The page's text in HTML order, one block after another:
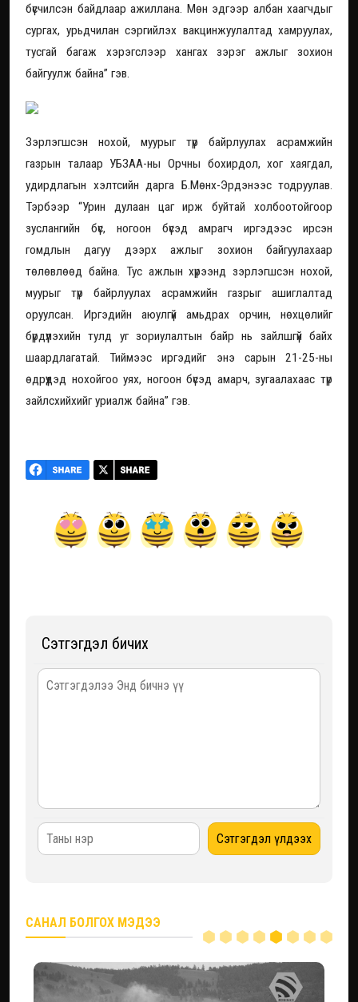
бүсчилсэн байдлаар ажиллана. Мөн эдгээр албан хаагчдыг
сургах, урьдчилан сэргийлэх вакцинжуулалтад хамруулах,
тусгай багаж хэрэгслээр хангах зэрэг ажлыг зохион
байгуулж байна” гэв.
Зэрлэгшсэн нохой, муурыг түр байрлуулах асрамжийн
газрын талаар УБЗАА-ны Орчны бохирдол, хог хаягдал,
удирдлагын хэлтсийн дарга Б.Мөнх-Эрдэнээс тодруулав.
Тэрбээр “Урин дулаан цаг ирж буйтай холбоотойгоор
зуслангийн бүс, ногоон бүсэд амрагч иргэдээс ирсэн
гомдлын дагуу дээрх ажлыг зохион байгуулахаар
төлөвлөөд байна. Тус ажлын хүрээнд зэрлэгшсэн нохой,
муурыг түр байрлуулах асрамжийн газрыг ашиглалтад
оруулсан. Иргэдийн аюулгүй амьдрах орчин, нөхцөлийг
бүрдүүлэхийн тулд уг зориулалтын байр нь зайлшгүй байх
шаардлагатай. Тиймээс иргэдийг энэ сарын 21-25-ны
өдрүүдэд нохойгоо уях, ногоон бүсэд амарч, зугаалахаас түр
зайлсхийхийг уриалж байна” гэв.
Сэтгэгдэл бичих
САНАЛ БОЛГОХ МЭДЭЭ